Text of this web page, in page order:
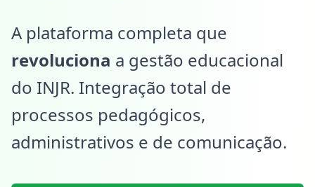
A plataforma completa que
revoluciona a gestão educacional
do INJR. Integração total de
processos pedagógicos,
administrativos e de comunicação.